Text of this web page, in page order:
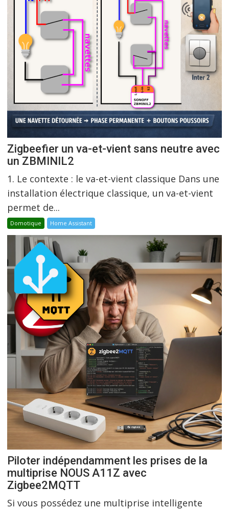
Zigbeefier un va-et-vient sans neutre avec
un ZBMINIL2
1. Le contexte : le va-et-vient classique Dans une
installation électrique classique, un va-et-vient
permet de...
Domotique Home Assistant
Piloter indépendamment les prises de la
multiprise NOUS A11Z avec
Zigbee2MQTT
Si vous possédez une multiprise intelligente